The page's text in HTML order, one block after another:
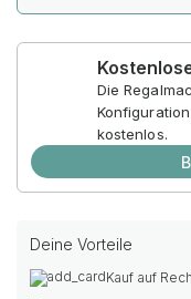
Die
kostenlos.
Deine Vorteile
Kauf auf